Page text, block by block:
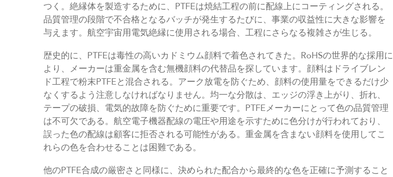
つく。絶縁体を製造するために、PTFEは焼結工程の前に配線上にコーティングされる。
品質管理の段階で不合格となるバッチが発生するたびに、事業の収益性に大きな影響を
与えます。航空宇宙用電気絶縁に使用される場合、工程にさらなる複雑さが生じる。
歴史的に、PTFEは毒性の高いカドミウム顔料で着色されてきた。RoHSの世界的な採用に
より、メーカーは重金属を含む無機顔料の代替品を探しています。顔料はドライブレン
ド工程で粉末PTFEと混合される。アーク放電を防ぐため、顔料の使用量をできるだけ少
なくするよう注意しなければなりません。均一な分散は、エッジの浮き上がり、折れ、
テープの破損、電気的故障を防ぐために重要です。PTFEメーカーにとって色の品質管理
は不可欠である。航空電子機器配線の電圧や用途を示すために色分けが行われており、
誤った色の配線は顧客に拒否される可能性がある。重金属を含まない顔料を使用してこ
れらの色を合わせることは困難である。
他のPTFE合成の厳密さと同様に、決められた配合から最終的な色を正確に予測すること